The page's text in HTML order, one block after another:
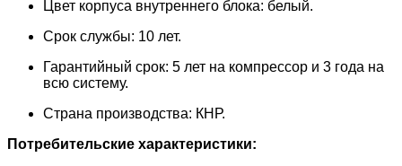
Цвет корпуса внутреннего блока: белый.
Срок службы: 10 лет.
Гарантийный срок: 5 лет на компрессор и 3 года на
всю систему.
Страна производства: КНР.
Потребительские характеристики: